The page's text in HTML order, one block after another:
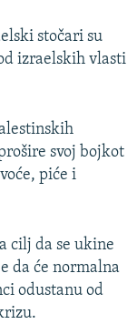
stočari su
izraelskih vlasti
svoj bojkot
piće i
cilj da se ukine
da će normalna
odustanu od